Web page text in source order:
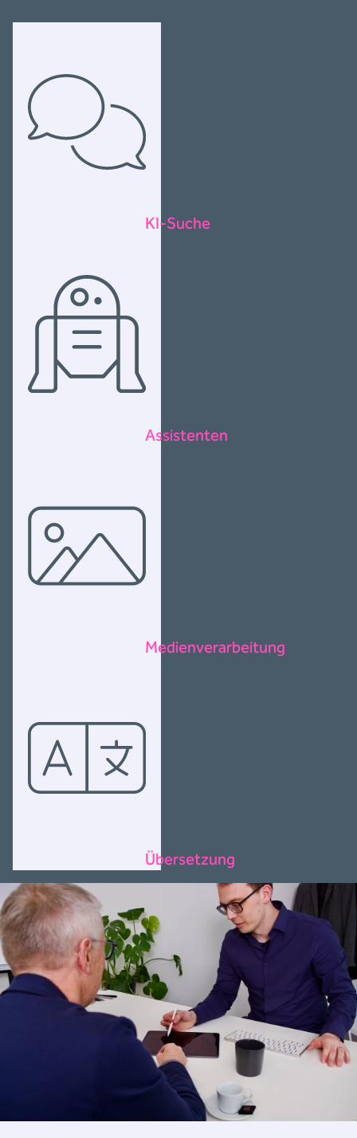
KI-Suche
Assistenten
Medienverarbeitung
Übersetzung